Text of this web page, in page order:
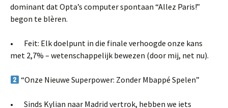
dominant dat Opta’s computer spontaan “Allez Paris!”
begon te blèren.
• Feit: Elk doelpunt in die finale verhoogde onze kans
met 2,7% – wetenschappelijk bewezen (door mij, net nu).
“Onze Nieuwe Superpower: Zonder Mbappé Spelen”
• Sinds Kylian naar Madrid vertrok, hebben we iets